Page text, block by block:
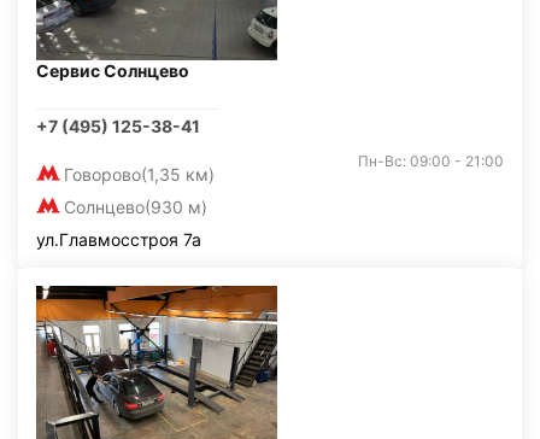
Сервис Солнцево
+7 (495) 125-38-41
Говорово(1,35 км)
Солнцево(930 м)
Пн-Вс: 09:00 - 21:00
ул.Главмосстроя 7а